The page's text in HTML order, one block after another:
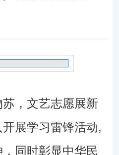
，文艺志愿展新
展学习雷锋活动,
同时彰显中华民